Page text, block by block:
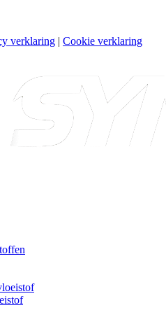
verklaring | Cookie verklaring